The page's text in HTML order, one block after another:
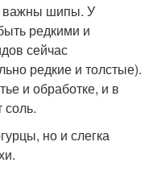
важны шипы. У
редкими и
сейчас
редкие и толстые).
и обработке, и в
соль.
но и слегка